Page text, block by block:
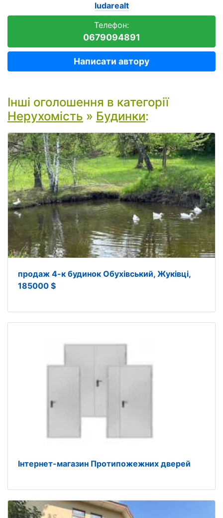
ludarealt
Телефон:
0679094891
Написати автору
Інші оголошення в категорії
Нерухомість » Будинки:
продаж 4-к будинок Обухівський, Жуківці,
185000 $
Інтернет-магазин Протипожежних дверей